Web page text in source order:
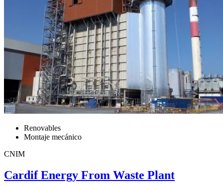
Renovables
Montaje mecánico
CNIM
Cardif Energy From Waste Plant